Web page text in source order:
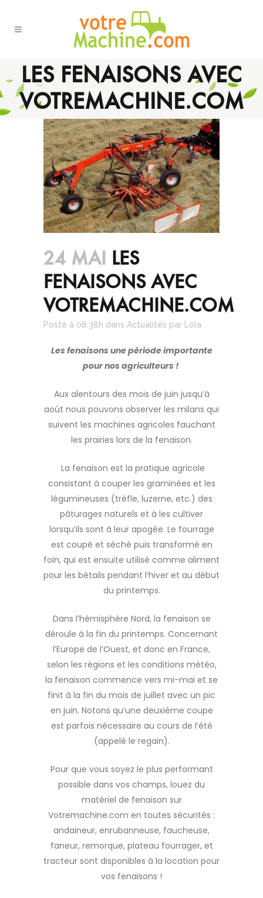
LES FENAISONS AVEC
VOTREMACHINE.COM
24 MAI LES
FENAISONS AVEC
VOTREMACHINE.COM
Posté à 08:38h dans Actualités par Lola
Les fenaisons une période importante
pour nos agriculteurs !
Aux alentours des mois de juin jusqu’à
août nous pouvons observer les milans qui
suivent les machines agricoles fauchant
les prairies lors de la fenaison.
La fenaison est la pratique agricole
consistant à couper les graminées et les
légumineuses (trèfle, luzerne, etc.) des
pâturages naturels et à les cultiver
lorsqu’ils sont à leur apogée. Le fourrage
est coupé et séché puis transformé en
foin, qui est ensuite utilisé comme aliment
pour les bétails pendant l’hiver et au début
du printemps.
Dans l’hémisphère Nord, la fenaison se
déroule à la fin du printemps. Concernant
l’Europe de l’Ouest, et donc en France,
selon les régions et les conditions météo,
la fenaison commence vers mi-mai et se
finit à la fin du mois de juillet avec un pic
en juin. Notons qu’une deuxième coupe
est parfois nécessaire au cours de l’été
(appelé le regain).
Pour que vous soyez le plus performant
possible dans vos champs, louez du
matériel de fenaison sur
Votremachine.com en toutes sécurités :
andaineur, enrubanneuse, faucheuse,
faneur, remorque, plateau fourrager, et
tracteur sont disponibles à la location pour
vos fenaisons !